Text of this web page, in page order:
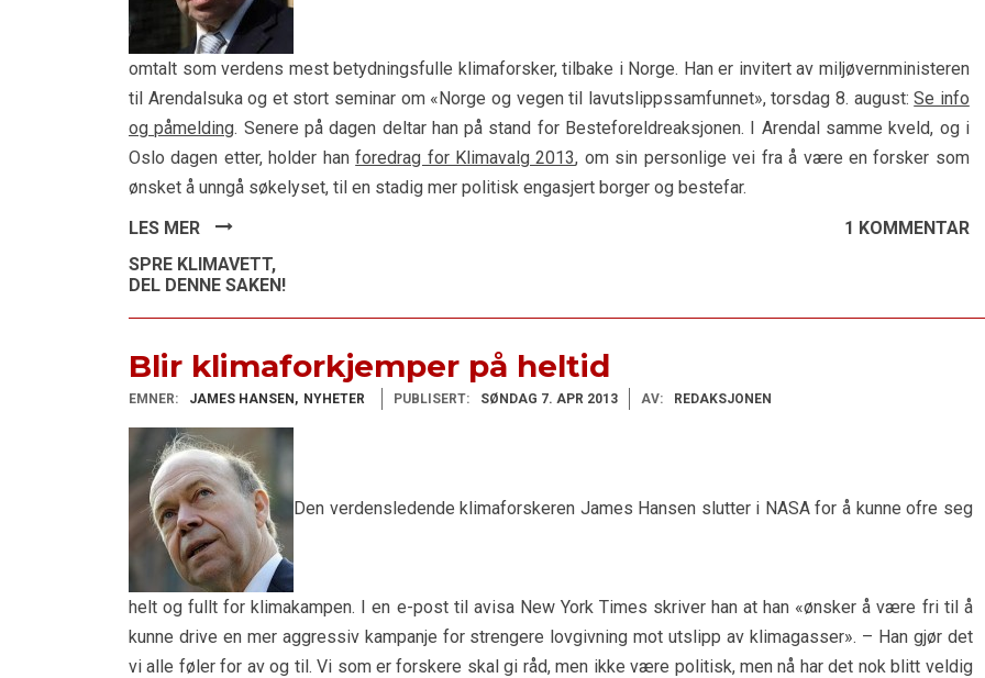
omtalt som verdens mest betydningsfulle klimaforsker, tilbake i Norge. Han er invitert av miljøvernministeren
til Arendalsuka og et stort seminar om «Norge og vegen til lavutslippssamfunnet», torsdag 8. august:Se info
og påmelding. Senere på dagen deltar han på stand for Besteforeldreaksjonen. I Arendal samme kveld, og i
Oslo dagen etter, holder hanforedrag for Klimavalg 2013, om sin personlige vei fra å være en forsker som
ønsket å unngå søkelyset, til en stadig mer politisk engasjert borger og bestefar.
LES MER
1 KOMMENTAR
SPRE KLIMAVETT,
DEL DENNE SAKEN!
Blir klimaforkjemper på heltid
EMNER: JAMES HANSEN NYHETER PUBLISERT: SØNDAG 7. APR 2013 AV: REDAKSJONEN
Den verdensledende klimaforskeren James Hansen slutter i NASA for å kunne ofre seg
helt og fullt for klimakampen. I en e-post til avisa New York Times skriver han at han «ønsker å være fri til å
kunne drive en mer aggressiv kampanje for strengere lovgivning mot utslipp av klimagasser». – Han gjør det
vi alle føler for av og til. Vi som er forskere skal gi råd, men ikke være politisk, men nå har det nok blitt veldig